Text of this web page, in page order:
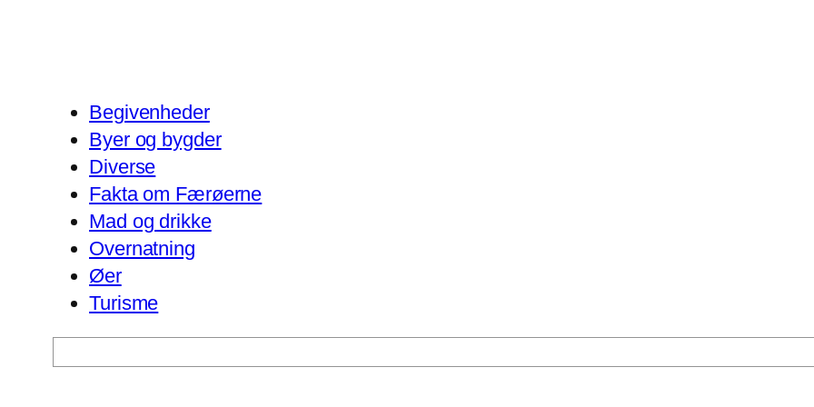
Begivenheder
Byer og bygder
Diverse
Fakta om Færøerne
Mad og drikke
Overnatning
Øer
Turisme